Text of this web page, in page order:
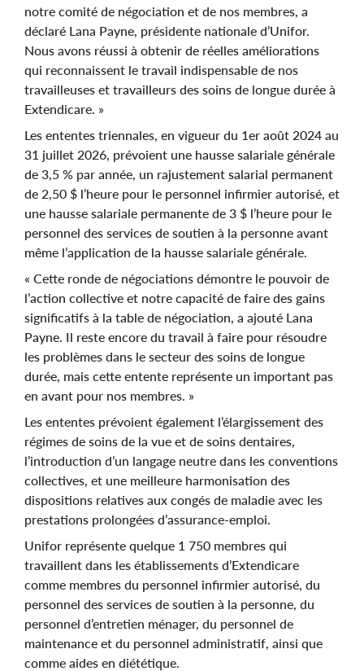
notre comité de négociation et de nos membres, a
déclaré Lana Payne, présidente nationale d’Unifor.
Nous avons réussi à obtenir de réelles améliorations
qui reconnaissent le travail indispensable de nos
travailleuses et travailleurs des soins de longue durée à
Extendicare. »
Les ententes triennales, en vigueur du 1er août 2024 au
31 juillet 2026, prévoient une hausse salariale générale
de 3,5 % par année, un rajustement salarial permanent
de 2,50 $ l’heure pour le personnel infirmier autorisé, et
une hausse salariale permanente de 3 $ l’heure pour le
personnel des services de soutien à la personne avant
même l’application de la hausse salariale générale.
« Cette ronde de négociations démontre le pouvoir de
l’action collective et notre capacité de faire des gains
significatifs à la table de négociation, a ajouté Lana
Payne. Il reste encore du travail à faire pour résoudre
les problèmes dans le secteur des soins de longue
durée, mais cette entente représente un important pas
en avant pour nos membres. »
Les ententes prévoient également l’élargissement des
régimes de soins de la vue et de soins dentaires,
l’introduction d’un langage neutre dans les conventions
collectives, et une meilleure harmonisation des
dispositions relatives aux congés de maladie avec les
prestations prolongées d’assurance-emploi.
Unifor représente quelque 1 750 membres qui
travaillent dans les établissements d’Extendicare
comme membres du personnel infirmier autorisé, du
personnel des services de soutien à la personne, du
personnel d’entretien ménager, du personnel de
maintenance et du personnel administratif, ainsi que
comme aides en diététique.